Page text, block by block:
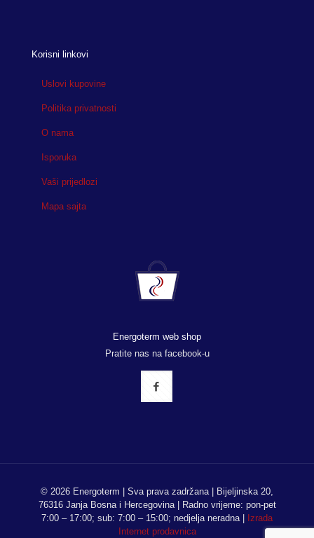
Korisni linkovi
Uslovi kupovine
Politika privatnosti
O nama
Isporuka
Vaši prijedlozi
Mapa sajta
Energoterm web shop
Pratite nas na facebook-u
© 2026 Energoterm | Sva prava zadržana | Bijeljinska 20,
76316 Janja Bosna i Hercegovina | Radno vrijeme: pon-pet
7:00 – 17:00; sub: 7:00 – 15:00; nedjelja neradna |
Izrada
Internet prodavnica